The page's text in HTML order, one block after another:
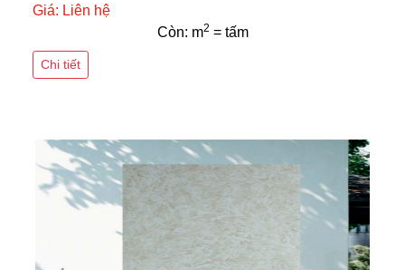
Giá: Liên hệ
Còn: m2 = tấm
Chi tiết